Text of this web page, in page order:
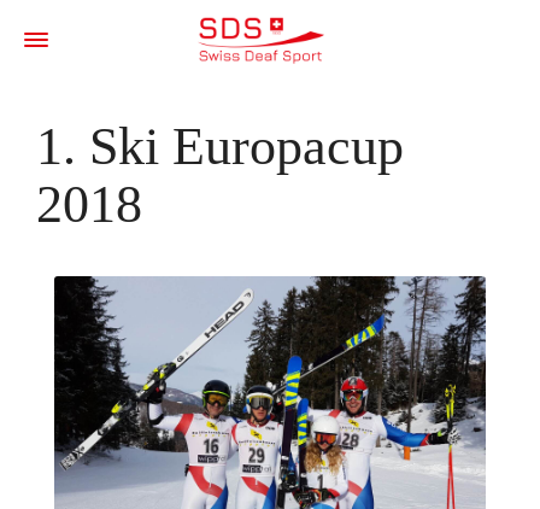
1. Ski Europacup
2018